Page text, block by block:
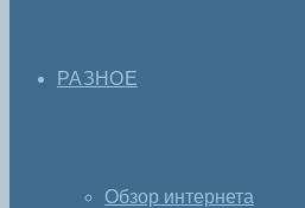
РАЗНОЕ
Обзор интернета